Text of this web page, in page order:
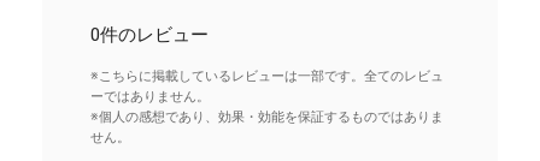
0件のレビュー
※こちらに掲載しているレビューは一部です。全てのレビュ
ーではありません。
※個人の感想であり、効果・効能を保証するものではありま
せん。